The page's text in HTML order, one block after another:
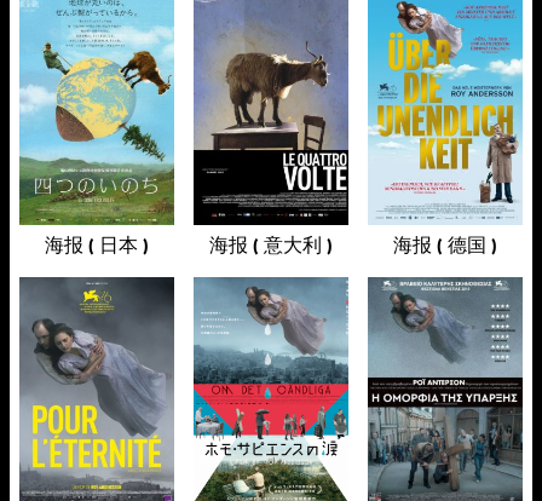
海报 ( 日本 ) 海报 ( 意大利 ) 海报 ( 德国 )